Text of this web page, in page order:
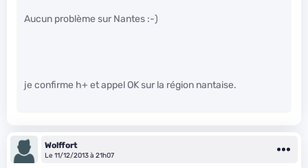
Aucun problème sur Nantes :-)
je confirme h+ et appel OK sur la région nantaise.
Wolffort
Le 11/12/2013 à 21h07